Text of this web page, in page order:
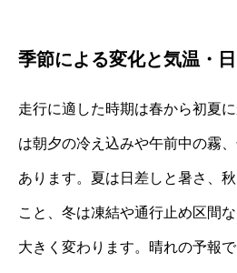
季節による変化と気温・
走行に適した時期は春から初夏
は朝夕の冷え込みや午前中の霧
あります。夏は日差しと暑さ、
こと、冬は凍結や通行止め区間
大きく変わります。晴れの予報